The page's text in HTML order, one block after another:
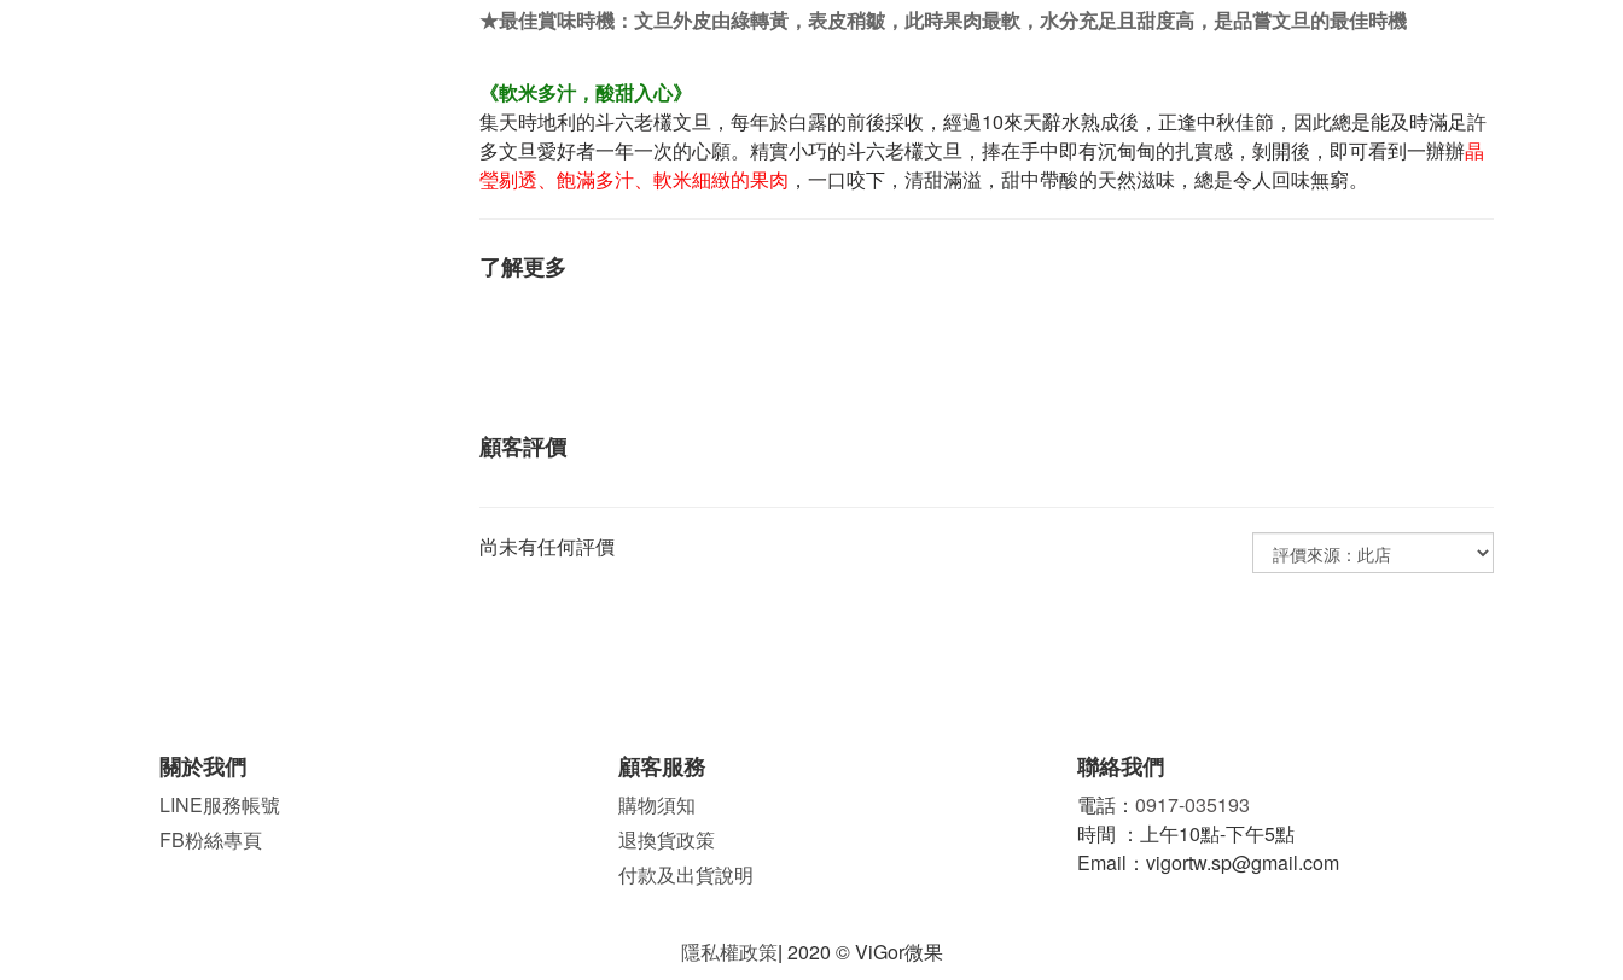
★最佳賞味時機：文旦外皮由綠轉黃，表皮稍皺，此時果肉最軟，水分充足且甜度高，是品嘗文旦的最佳時機
《軟米多汁，酸甜入心》
集天時地利的斗六老欉文旦，每年於白露的前後採收，經過10來天辭水熟成後，正逢中秋佳節，因此總是能及時滿足許
多文旦愛好者一年一次的心願。精實小巧的斗六老欉文旦，捧在手中即有沉甸甸的扎實感，剝開後，即可看到一辦辦晶
瑩剔透、飽滿多汁、軟米細緻的果肉 ，一口咬下，清甜滿溢，甜中帶酸的天然滋味，總是令人回味無窮。
了解更多
顧客評價
尚未有任何評價
關於我們
LINE服務帳號
FB粉絲專頁
顧客服務
購物須知
退換貨政策
付款及出貨說明
聯絡我們
電話： 0917-035193
時間 ：上午10點-下午5點
Email：vigortw.sp@gmail.com
隱私權政策| 2020 © ViGor微果